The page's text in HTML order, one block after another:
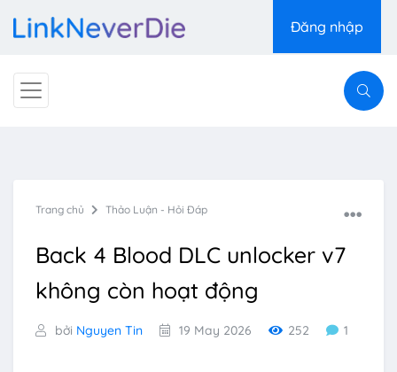
Đăng nhập
Trang chủ Thảo Luận - Hỏi Đáp
Back 4 Blood DLC unlocker v7
không còn hoạt động
bởi Nguyen Tin 19 May 2026 252 1